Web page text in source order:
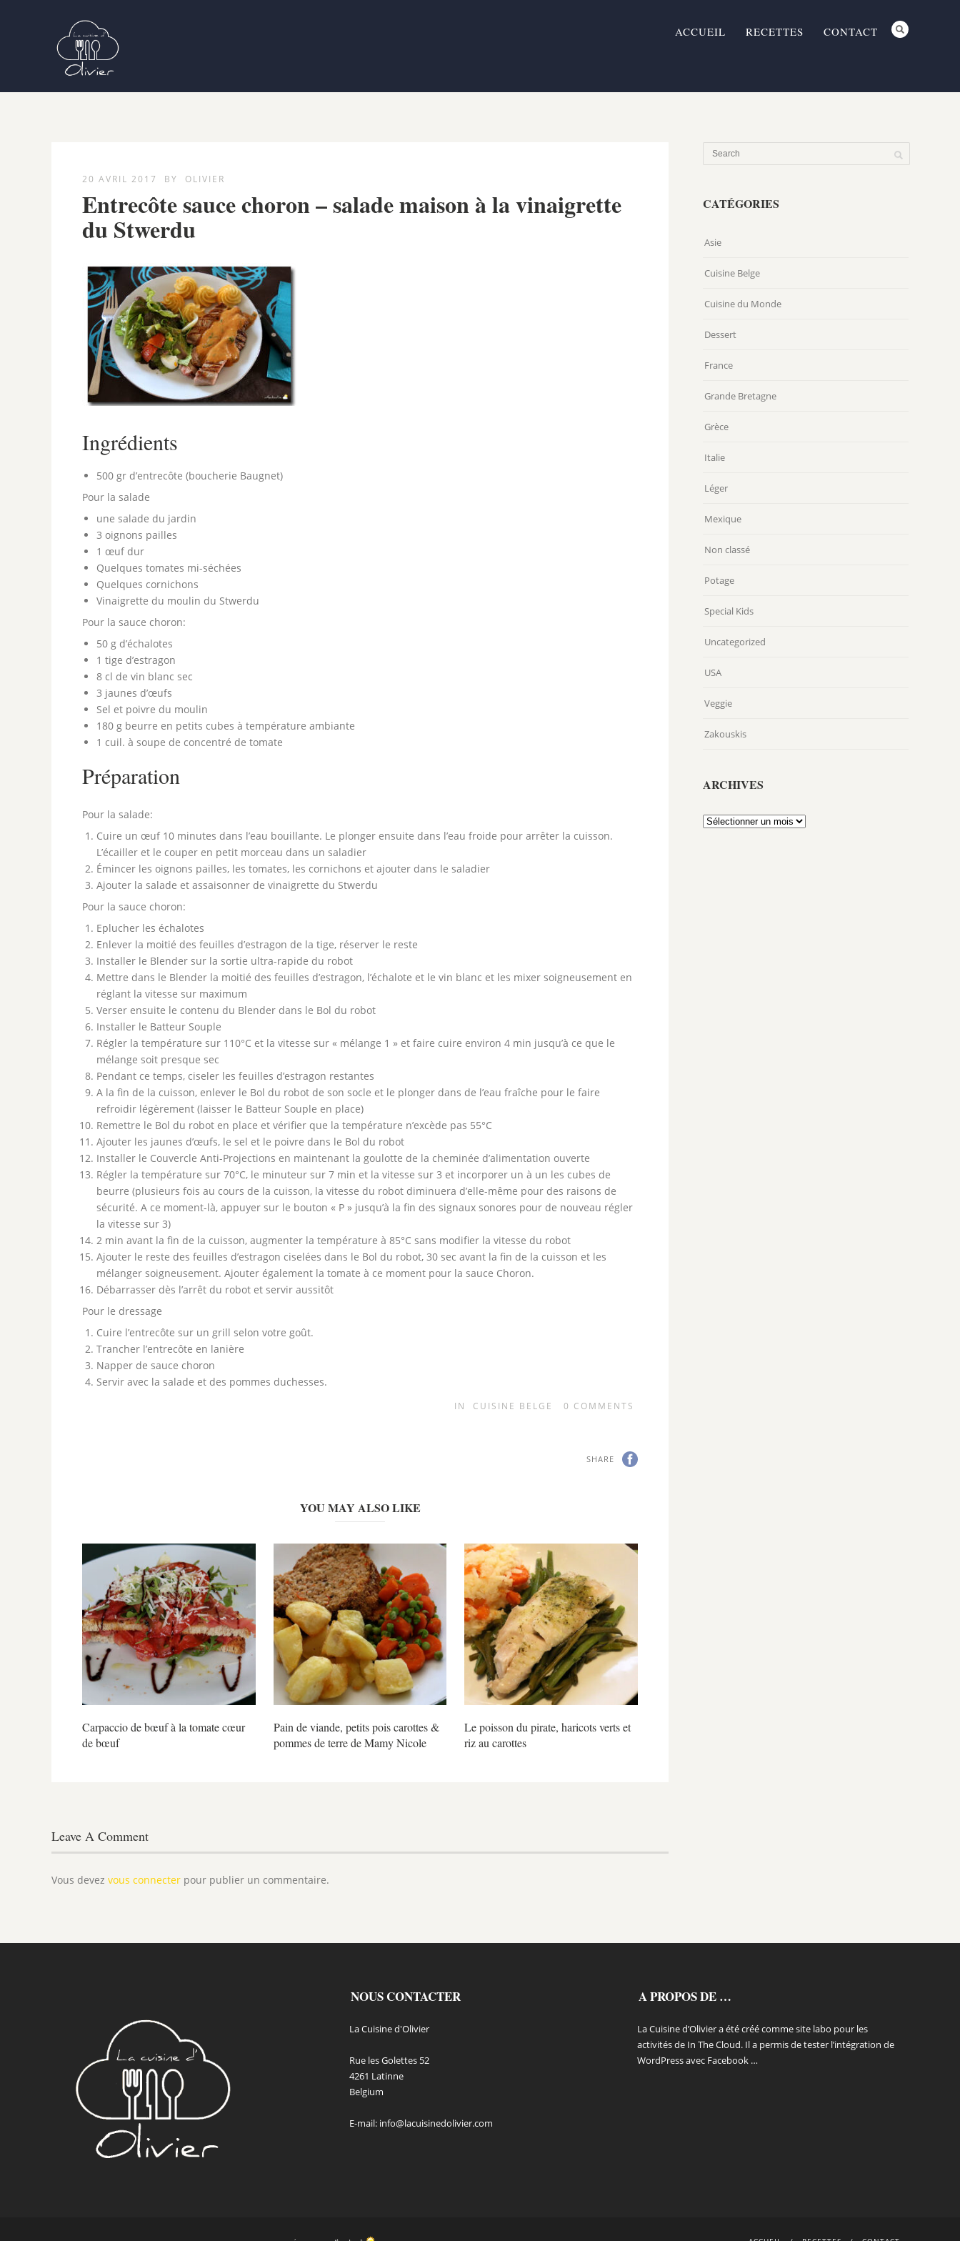
ACCUEIL RECETTES CONTACT
20 AVRIL 2017 BY OLIVIER
Entrecôte sauce choron – salade maison à la vinaigrette
du Stwerdu
Ingrédients
500 gr d’entrecôte (boucherie Baugnet)
Pour la salade
une salade du jardin
3 oignons pailles
1 œuf dur
Quelques tomates mi-séchées
Quelques cornichons
Vinaigrette du moulin du Stwerdu
Pour la sauce choron:
50 g d’échalotes
1 tige d’estragon
8 cl de vin blanc sec
3 jaunes d’œufs
Sel et poivre du moulin
180 g beurre en petits cubes à température ambiante
1 cuil. à soupe de concentré de tomate
Préparation
Pour la salade:
Cuire un œuf 10 minutes dans l’eau bouillante. Le plonger ensuite dans l’eau froide pour arrêter la cuisson.
L’écailler et le couper en petit morceau dans un saladier
Émincer les oignons pailles, les tomates, les cornichons et ajouter dans le saladier
Ajouter la salade et assaisonner de vinaigrette du Stwerdu
Pour la sauce choron:
Eplucher les échalotes
Enlever la moitié des feuilles d’estragon de la tige, réserver le reste
Installer le Blender sur la sortie ultra-rapide du robot
Mettre dans le Blender la moitié des feuilles d’estragon, l’échalote et le vin blanc et les mixer soigneusement en
réglant la vitesse sur maximum
Verser ensuite le contenu du Blender dans le Bol du robot
Installer le Batteur Souple
Régler la température sur 110°C et la vitesse sur « mélange 1 » et faire cuire environ 4 min jusqu’à ce que le
mélange soit presque sec
Pendant ce temps, ciseler les feuilles d’estragon restantes
A la fin de la cuisson, enlever le Bol du robot de son socle et le plonger dans de l’eau fraîche pour le faire
refroidir légèrement (laisser le Batteur Souple en place)
Remettre le Bol du robot en place et vérifier que la température n’excède pas 55°C
Ajouter les jaunes d’œufs, le sel et le poivre dans le Bol du robot
Installer le Couvercle Anti-Projections en maintenant la goulotte de la cheminée d’alimentation ouverte
Régler la température sur 70°C, le minuteur sur 7 min et la vitesse sur 3 et incorporer un à un les cubes de
beurre (plusieurs fois au cours de la cuisson, la vitesse du robot diminuera d’elle-même pour des raisons de
sécurité. A ce moment-là, appuyer sur le bouton « P » jusqu’à la fin des signaux sonores pour de nouveau régler
la vitesse sur 3)
2 min avant la fin de la cuisson, augmenter la température à 85°C sans modifier la vitesse du robot
Ajouter le reste des feuilles d’estragon ciselées dans le Bol du robot, 30 sec avant la fin de la cuisson et les
mélanger soigneusement. Ajouter également la tomate à ce moment pour la sauce Choron.
Débarrasser dès l’arrêt du robot et servir aussitôt
Pour le dressage
Cuire l’entrecôte sur un grill selon votre goût.
Trancher l’entrecôte en lanière
Napper de sauce choron
Servir avec la salade et des pommes duchesses.
IN CUISINE BELGE 0 COMMENTS
SHARE
YOU MAY ALSO LIKE
Carpaccio de bœuf à la tomate cœur
de bœuf
Pain de viande, petits pois carottes &
pommes de terre de Mamy Nicole
Le poisson du pirate, haricots verts et
riz au carottes
Leave A Comment
Vous devez vous connecter pour publier un commentaire.
CATÉGORIES
Asie
Cuisine Belge
Cuisine du Monde
Dessert
France
Grande Bretagne
Grèce
Italie
Léger
Mexique
Non classé
Potage
Special Kids
Uncategorized
USA
Veggie
Zakouskis
ARCHIVES
Archives
NOUS CONTACTER
La Cuisine d'Olivier
Rue les Golettes 52
4261 Latinne
Belgium
E-mail: info@lacuisinedolivier.com
A PROPOS DE …
La Cuisine d’Olivier a été créé comme site labo pour les
activités de In The Cloud. Il a permis de tester l’intégration de
WordPress avec Facebook …